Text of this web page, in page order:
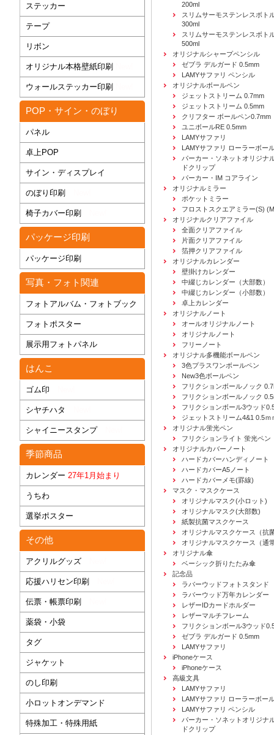
ステッカー
テープ
リボン
オリジナル本格壁紙印刷
ウォールステッカー印刷
POP・サイン・のぼり
パネル
卓上POP
サイン・ディスプレイ
のぼり印刷
椅子カバー印刷
パッケージ印刷
パッケージ印刷
写真・フォト関連
フォトアルバム・フォトブック
フォトポスター
展示用フォトパネル
はんこ
ゴム印
シヤチハタ
シャイニースタンプNew!
季節商品
カレンダー 27年1月始まり
うちわ
選挙ポスター
その他
アクリルグッズ
応援ハリセン印刷
伝票・帳票印刷
薬袋・小袋
タグ
ジャケット
のし印刷
小ロットオンデマンド
特殊加工・特殊用紙
200ml
スリムサーモステンレスボト
300ml
スリムサーモステンレスボト
500ml
オリジナルシャープペンシル
ゼブラ デルガード 0.5mm
LAMYサファリ ペンシル
オリジナルボールペン
ジェットストリーム 0.7mm
ジェットストリーム 0.5mm
クリフター ボールペン0.7mm
ユニボールRE 0.5mm
LAMYサファリ
LAMYサファリ ローラーボー
パーカー・ソネットオリジナ
ドクリップ
パーカー・IM コアライン
オリジナルミラー
ポケットミラー
フロストスクエアミラー(S)
オリジナルクリアファイル
全面クリアファイル
片面クリアファイル
箔押クリアファイル
オリジナルカレンダー
壁掛けカレンダー
中綴じカレンダー（大部数）
中綴じカレンダー（小部数）
卓上カレンダー
オリジナルノート
オールオリジナルノート
オリジナルノート
フリーノート
オリジナル多機能ボールペン
3色プラスワンボールペン
New3色ボールペン
フリクションボールノック
フリクションボールノック
フリクションボール3ウッド
ジェットストリーム4&1 0.5ｍ
オリジナル蛍光ペン
フリクションライト 蛍光ペン
オリジナルカバーノート
ハードカバーハンディノート
ハードカバーA5ノート
ハードカバーメモ(罫線)
マスク・マスクケース
オリジナルマスク(小ロット)
オリジナルマスク(大部数)
紙製抗菌マスクケース
オリジナルマスクケース（抗
オリジナルマスクケース（通
オリジナル傘
ベーシック折りたたみ傘
記念品
ラバーウッドフォトスタンド
ラバーウッド万年カレンダー
レザーIDカードホルダー
レザーマルチフレーム
フリクションボール3ウッド
ゼブラ デルガード 0.5mm
LAMYサファリ
iPhoneケース
iPhoneケース
高級文具
LAMYサファリ
LAMYサファリ ローラーボー
LAMYサファリ ペンシル
パーカー・ソネットオリジナ
ドクリップ